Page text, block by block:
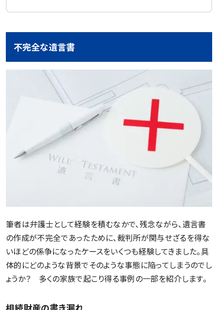
不完全な遺言書
筆者は弁護士として経験を積むなかで、残念ながら、遺言書
の作成が不完全であったために、裁判所が関与せざるを得な
いほどの係争になったケースをいくつも経験してきました。具
体的にどのような背景でそのような事態に陥ってしまうのでし
ょうか？ 多くの家族で起こり得る事例の一部を紹介します。
相続財産の書き漏れ